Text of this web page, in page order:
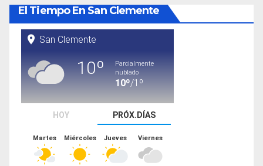
El Tiempo En San Clemente